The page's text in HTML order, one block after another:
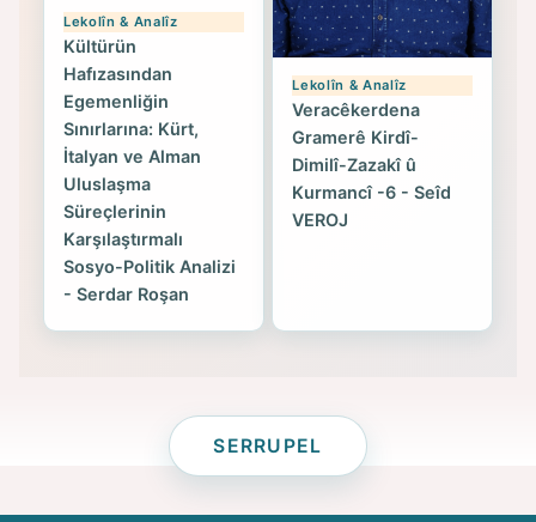
Lekolîn & Analîz
Kültürün
Hafızasından
Egemenliğin
Sınırlarına: Kürt,
İtalyan ve Alman
Uluslaşma
Süreçlerinin
Karşılaştırmalı
Sosyo-Politik Analizi
- Serdar Roşan
Lekolîn & Analîz
Veracêkerdena
Gramerê Kirdî-
Dimilî-Zazakî û
Kurmancî -6 - Seîd
VEROJ
SERRUPEL